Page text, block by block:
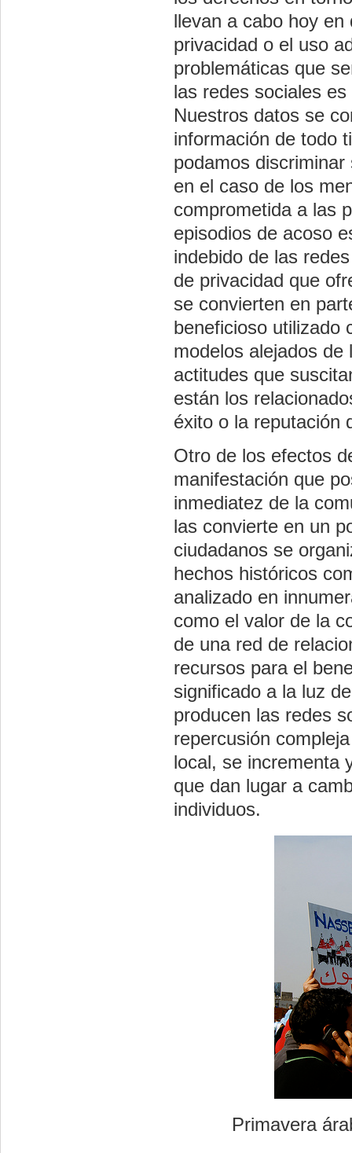
llevan a cabo hoy
privacidad o el uso
problemáticas que
las redes sociales
Nuestros datos se
información de todo
podamos
en el caso de los
comprometida a las
episodios de acoso
indebido de las
de privacidad que
se convierten en
beneficioso utilizado
modelos alejados
actitudes que
están los
éxito o la reputación
Otro de los efectos
manifestación que
inmediatez de la
las convierte en un
ciudadanos se
hechos históricos
analizado en
como el valor de la
de una red de
recursos para el
significado a la luz
producen las redes
repercusión
local, se incrementa
que dan lugar a
individuos.
Primavera